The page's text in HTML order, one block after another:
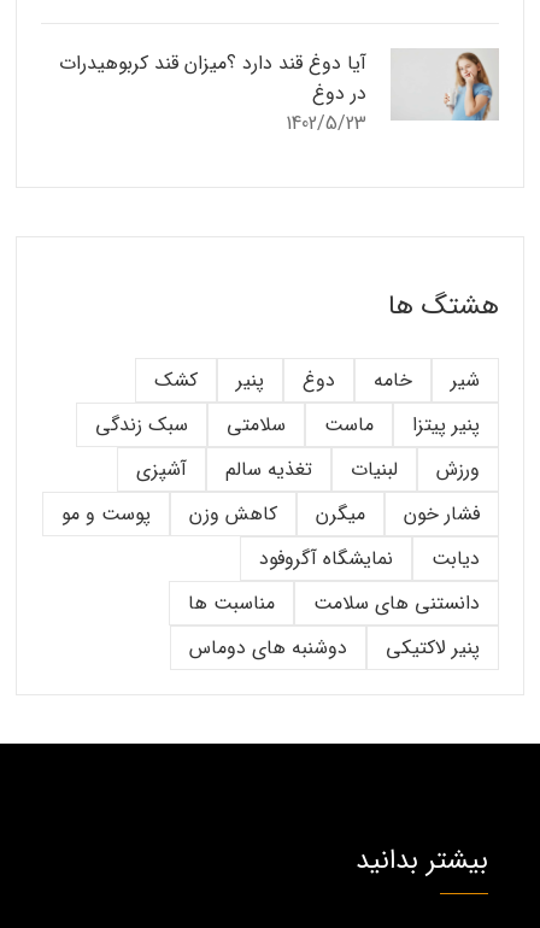
آیا دوغ قند دارد ؟میزان قند کربوهیدرات
در دوغ
1402/5/23
هشتگ ها
شیر خامه دوغ پنیر
کشک
پنیر پیتزا
ماست سلامتی
سبک زندگی
ورزش
لبنیات تغذیه سالم
آشپزی
فشار خون
میگرن کاهش وزن
پوست و مو
دیابت
نمایشگاه آگروفود
دانستنی های سلامت
مناسبت ها
پنیر لاکتیکی
دوشنبه های دوماس
بیشتر بدانید